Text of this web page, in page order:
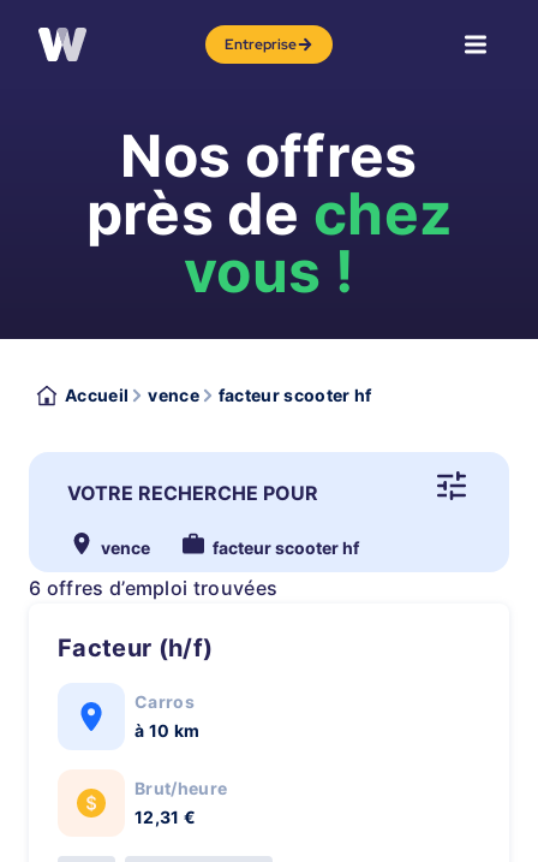
Entreprise
Nos offres
près de chez
vous !
Accueil vence facteur scooter hf
VOTRE RECHERCHE POUR
vence facteur scooter hf
6 offres d’emploi trouvées
Facteur (h/f)
Carros
à 10 km
Brut/heure
12,31 €